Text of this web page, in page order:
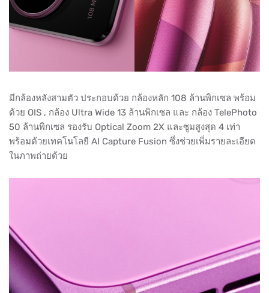
มีกล้องหลังสามตัว ประกอบด้วย กล้องหลัก 108 ล้านพิกเซล พร้อม
ด้วย OIS , กล้อง Ultra Wide 13 ล้านพิกเซล และ กล้อง TelePhoto
50 ล้านพิกเซล รองรับ Optical Zoom 2X และซูมสูงสุด 4 เท่า
พร้อมด้วยเทคโนโลยี AI Capture Fusion ซึ่งช่วยเพิ่มรายละเอียด
ในภาพถ่ายด้วย